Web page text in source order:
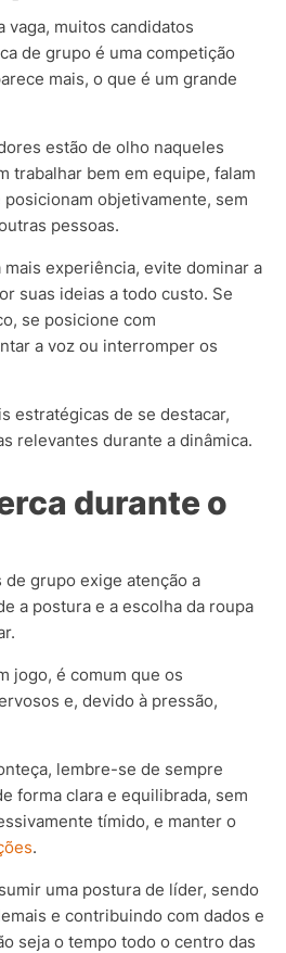
vaga, muitos candidatos
de grupo é uma competição
mais, o que é um grande
estão de olho naqueles
trabalhar bem em equipe, falam
objetivamente, sem
pessoas.
experiência, evite dominar a
suas ideias a todo custo. Se
se posicione com
a voz ou interromper os
estratégicas de se destacar,
relevantes durante a dinâmica.
durante o
grupo exige atenção a
a postura e a escolha da roupa
jogo, é comum que os
e, devido à pressão,
lembre-se de sempre
forma clara e equilibrada, sem
tímido, e manter o
.
uma postura de líder, sendo
e contribuindo com dados e
seja o tempo todo o centro das